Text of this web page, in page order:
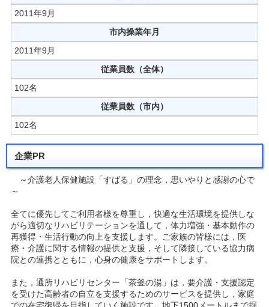
2011年9月
市内操業年月
2011年9月
従業員数（全体）
102名
従業員数（市内）
102名
企業PR
～介護老人保健施設「すばる」の理念，思いやりと感謝の心で
～
全てに優先してご利用者様を尊重し，快適な生活環境を提供しな
がら適切なリハビリテーションを通して，体力増強・基本動作の
再獲得・生活行動の向上を支援します。ご家族の皆様には，医
療・介護に関する情報の提供と支援，そして隣接している協力病
院との連携とともに，心身の健康をサポートします。
また，通所リハビリセンター「茶釜の湯」は，要介護・支援認定
を受けた高齢者の自立を支援するためのサービスを提供し，家庭